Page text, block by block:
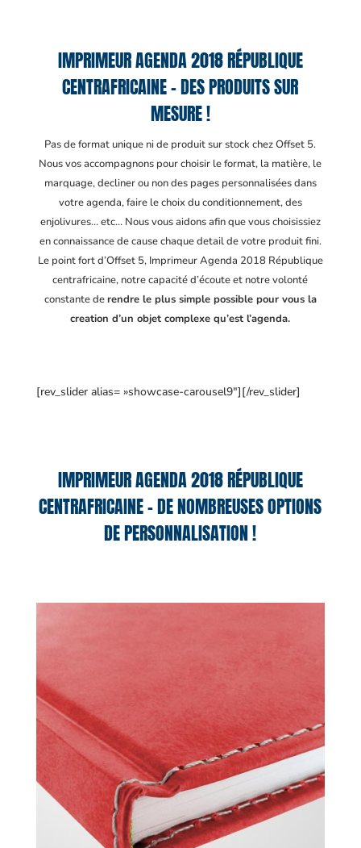
IMPRIMEUR AGENDA 2018 RÉPUBLIQUE
CENTRAFRICAINE – DES PRODUITS SUR
MESURE !
Pas de format unique ni de produit sur stock chez Offset 5.
Nous vos accompagnons pour choisir le format, la matière, le
marquage, decliner ou non des pages personnalisées dans
votre agenda, faire le choix du conditionnement, des
enjolivures… etc… Nous vous aidons afin que vous choisissiez
en connaissance de cause chaque detail de votre produit fini.
Le point fort d’Offset 5, Imprimeur Agenda 2018 République
centrafricaine, notre capacité d’écoute et notre volonté
constante derendre le plus simple possible pour vous la
creation d’un objet complexe qu’est l’agenda.
[rev_slider alias= »showcase-carousel9″][/rev_slider]
IMPRIMEUR AGENDA 2018 RÉPUBLIQUE
CENTRAFRICAINE – DE NOMBREUSES OPTIONS
DE PERSONNALISATION !